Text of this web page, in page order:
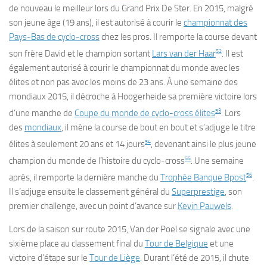
de nouveau le meilleur lors du Grand Prix De Ster. En 2015, malgré
son jeune âge (19 ans), il est autorisé à courir le championnat des
Pays-Bas de cyclo-crosschez les pros. Il remporte la course devant
son frère David et le champion sortant Lars van der Haar52. Il est
également autorisé à courir le championnat du monde avec les
élites et non pas avec les moins de 23 ans. À une semaine des
mondiaux 2015, il décroche à Hoogerheide sa première victoire lors
d’une manche de Coupe du monde de cyclo-cross élites53. Lors
des mondiaux, il mène la course de bout en bout et s’adjuge le titre
élites à seulement 20 ans et 14 jours54, devenant ainsi le plus jeune
champion du monde de l’histoire du cyclo-cross55. Une semaine
après, il remporte la dernière manche du Trophée Banque Bpost56.
Il s’adjuge ensuite le classement général du Superprestige, son
premier challenge, avec un point d’avance sur Kevin Pauwels.
Lors de la saison sur route 2015, Van der Poel se signale avec une
sixième place au classement final du Tour de Belgique et une
victoire d’étape sur le Tour de Liège. Durant l’été de 2015, il chute